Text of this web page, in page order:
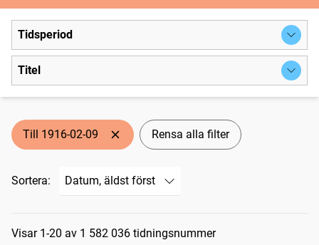
Tidsperiod
Titel
Till 1916-02-09 Rensa alla filter
Sortera:
Sökresultat
Visar 1-20 av 1 582 036 tidningsnummer